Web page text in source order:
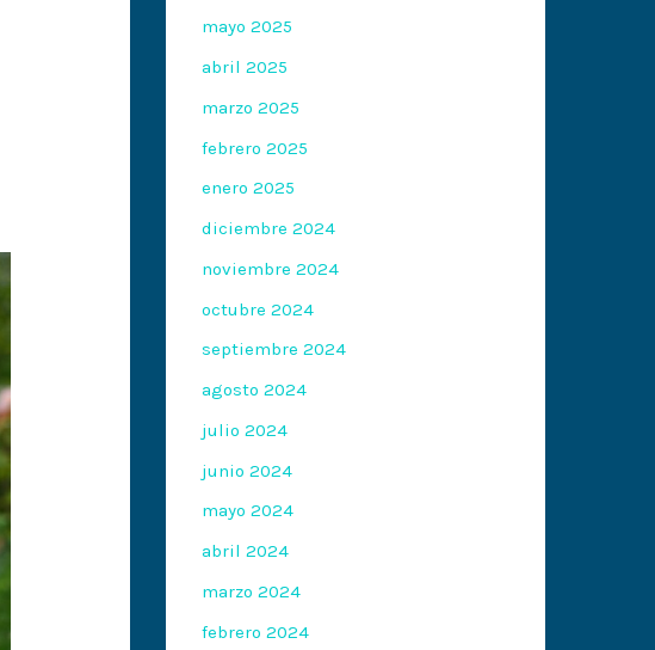
mayo 2025
abril 2025
marzo 2025
febrero 2025
enero 2025
diciembre 2024
noviembre 2024
octubre 2024
septiembre 2024
agosto 2024
julio 2024
junio 2024
mayo 2024
abril 2024
marzo 2024
febrero 2024